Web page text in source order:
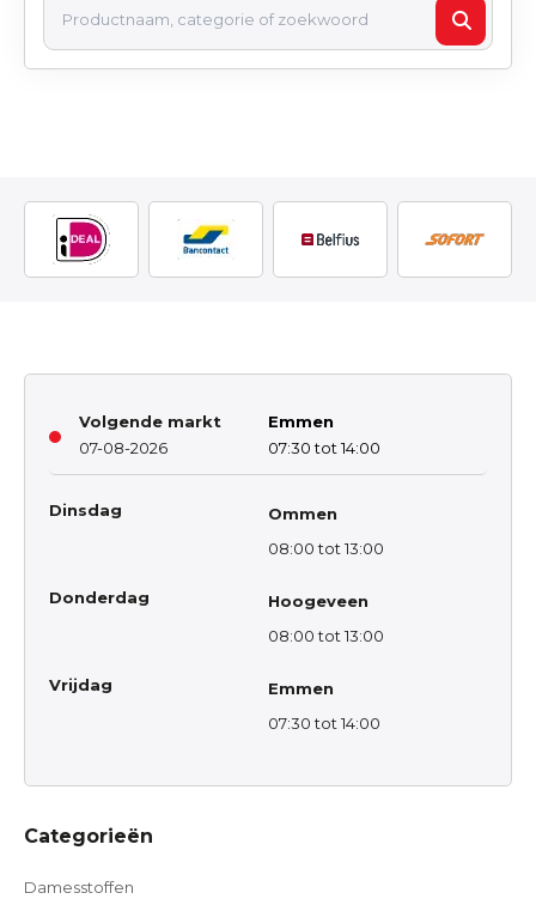
Volgende markt
07-08-2026
Emmen
07:30 tot 14:00
Dinsdag
Ommen
08:00 tot 13:00
Donderdag
Hoogeveen
08:00 tot 13:00
Vrijdag
Emmen
07:30 tot 14:00
Categorieën
Damesstoffen